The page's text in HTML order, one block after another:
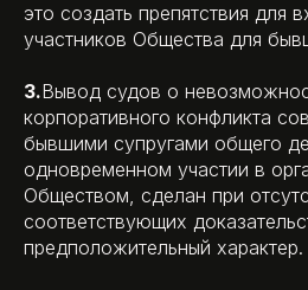
это создать препятствия для
участников Общества для
3.Вывод судов о
корпоративного конфликта
бывшими супругами общего
одновременном участии в
Обществом, сделан при
соответствующих
предположительный характер.